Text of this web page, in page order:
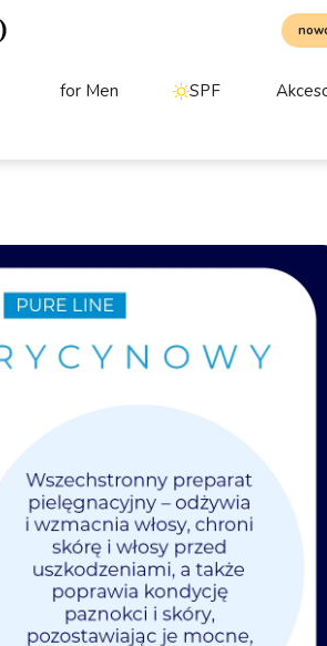
for Men SPF
LINE Olej rycynowy
rycynowy to naturalny kosmetyk
w witaminę E, wspiera
szukają skutecznego sposobu na
Olej rycynowy, Witamina E
Zł
przed wprowadzeniem promocji:22.99
koszyka